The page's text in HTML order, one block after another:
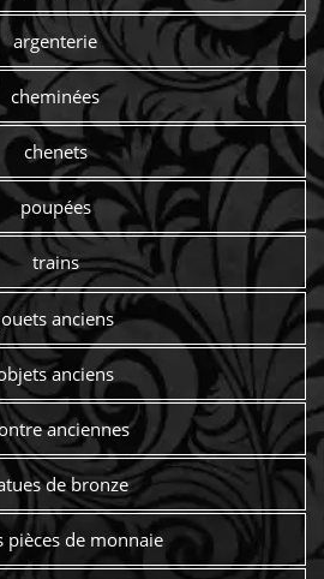
argenterie
cheminées
chenets
poupées
trains
anciens
anciens
anciennes
de bronze
pièces de monnaie